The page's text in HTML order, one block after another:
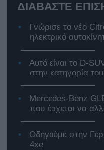
ΔΙΑΒΑΣΤΕ
Γνώρισε το νέο
ηλεκτρικό
Αυτό είναι το D-
στην κατηγορία του!
Mercedes-Benz
που έρχεται να
Οδηγούμε στην
4xe